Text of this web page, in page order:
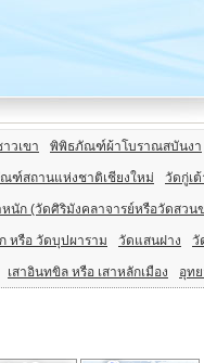
วเขา พิพิธภัณฑ์ผ้าโบราณสบันงา
ฑ์สถานแห่งชาติเชียงใหม่ วัดกู่เต้
นัก (วัดศิริมังคลาจารย์หรือวัดสวน
หรือ วัดบุปผาราม วัดแสนฝาง วั
เสาอินทขิล หรือ เสาหลักเมือง อุท